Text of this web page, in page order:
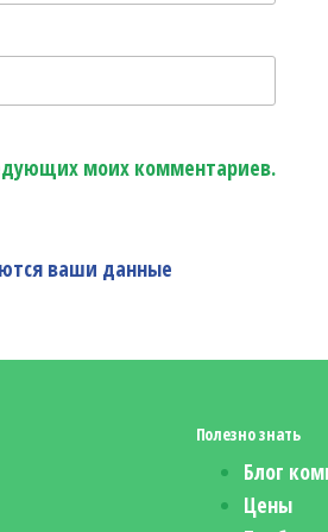
моих комментариев.
ваши данные
Полезно знать
Блог
Цены